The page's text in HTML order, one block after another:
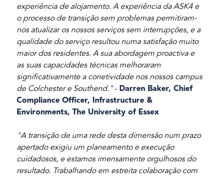
experiência de alojamento. A experiência da ASK4 e
o processo de transição sem problemas permitiram-
nos atualizar os nossos serviços sem interrupções, e a
qualidade do serviço resultou numa satisfação muito
maior dos residentes. A sua abordagem proactiva e
as suas capacidades técnicas melhoraram
significativamente a conetividade nos nossos campus
de Colchester e Southend."- Darren Baker, Chief
Compliance Officer, Infrastructure &
Environments, The University of Essex
"A transição de uma rede desta dimensão num prazo
apertado exigiu um planeamento e execução
cuidadosos, e estamos imensamente orgulhosos do
resultado. Trabalhando em estreita colaboração com